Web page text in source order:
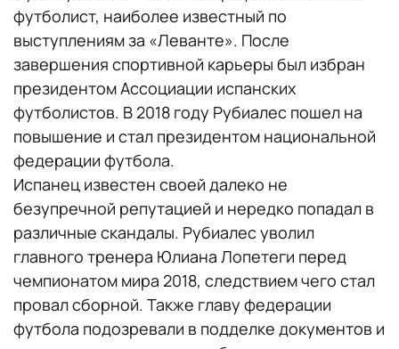
футболист, наиболее известный по
выступлениям за «Леванте». После
завершения спортивной карьеры был избран
президентом Ассоциации испанских
футболистов. В 2018 году Рубиалес пошел на
повышение и стал президентом национальной
федерации футбола.
Испанец известен своей далеко не
безупречной репутацией и нередко попадал в
различные скандалы. Рубиалес уволил
главного тренера Юлиана Лопетеги перед
чемпионатом мира 2018, следствием чего стал
провал сборной. Также главу федерации
футбола подозревали в подделке документов и